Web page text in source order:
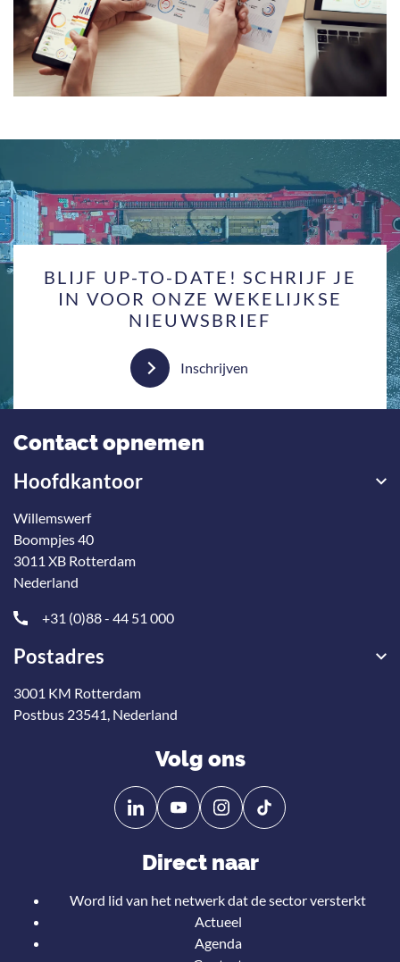
BLIJF UP-TO-DATE! SCHRIJF JE
IN VOOR ONZE WEKELIJKSE
NIEUWSBRIEF
Inschrijven
Contact opnemen
Hoofdkantoor
Willemswerf
Boompjes 40
3011 XB Rotterdam
Nederland
+31 (0)88 - 44 51 000
Postadres
3001 KM Rotterdam
Postbus 23541, Nederland
Volg ons
Volg
ons
Linkedin
Volg
ons
YouTube
Direct naar
Word lid van het netwerk dat de sector versterkt
Actueel
Agenda